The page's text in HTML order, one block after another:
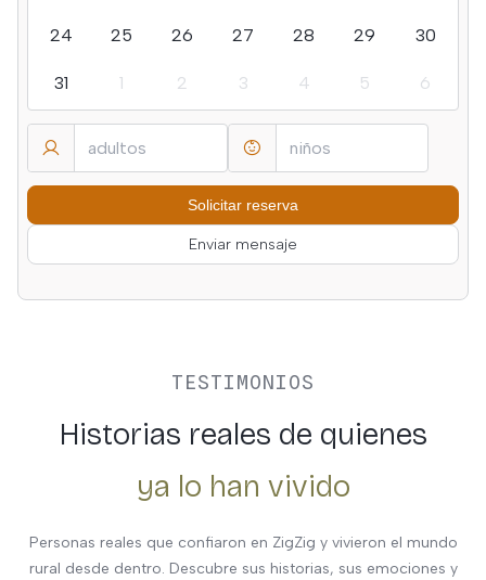
24 25 26 27 28 29 30
31 1 2 3 4 5 6
Enviar mensaje
TESTIMONIOS
Historias reales de quienes
ya lo han vivido
Personas reales que confiaron en ZigZig y vivieron el mundo
rural desde dentro. Descubre sus historias, sus emociones y